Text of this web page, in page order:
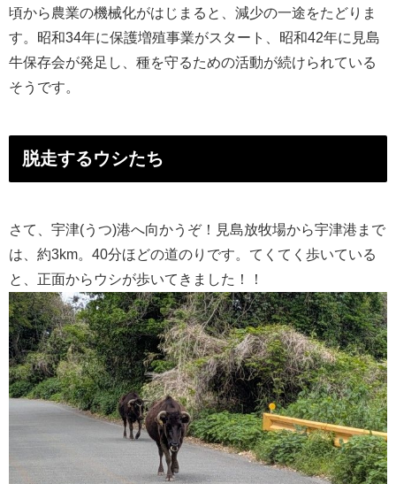
頃から農業の機械化がはじまると、減少の一途をたどりま
す。昭和34年に保護増殖事業がスタート、昭和42年に見島
牛保存会が発足し、種を守るための活動が続けられている
そうです。
脱走するウシたち
さて、宇津(うつ)港へ向かうぞ！見島放牧場から宇津港まで
は、約3km。40分ほどの道のりです。てくてく歩いている
と、正面からウシが歩いてきました！！